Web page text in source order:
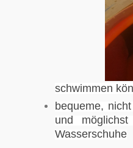
schwimmen
bequeme,
und
Wasserschuhe